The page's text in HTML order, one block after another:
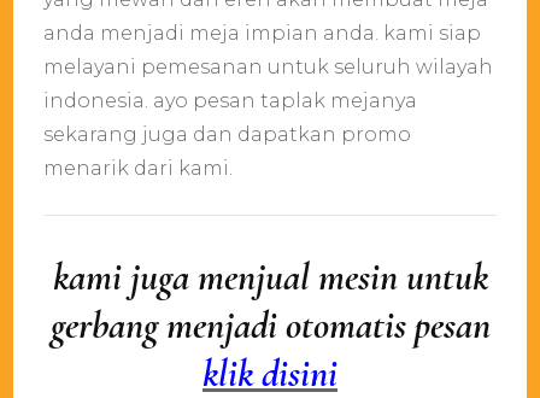
anda menjadi meja impian anda. kami siap
melayani pemesanan untuk seluruh wilayah
indonesia. ayo pesan taplak mejanya
sekarang juga dan dapatkan promo
menarik dari kami.
kami juga menjual mesin untuk
gerbang menjadi otomatis pesan
klik disini